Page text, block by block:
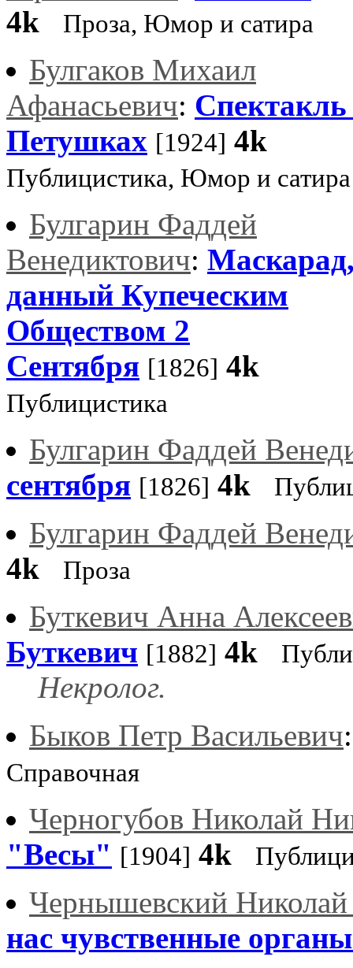
4k Проза, Юмор и сатира
Булгаков Михаил
Афанасьевич: Спектакль
Петушках [1924] 4k
Публицистика, Юмор и сатира
Булгарин Фаддей
Венедиктович:
данный Купеческим
Обществом 2
Сентября [1826] 4k
Публицистика
Булгарин Фаддей
сентября [1826] 4k
Булгарин Фаддей
4k
Проза
Буткевич Анна
Буткевич [1882] 4k
Некролог.
Быков Петр Васильевич
Справочная
Черногубов Николай
"Весы" [1904] 4k
Чернышевский Николай
нас чувственные